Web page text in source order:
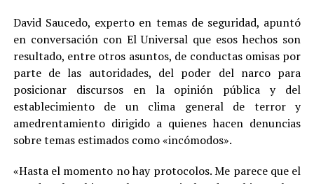
David Saucedo, experto en temas de seguridad, apuntó
en conversación con El Universal que esos hechos son
resultado, entre otros asuntos, de conductas omisas por
parte de las autoridades, del poder del narco para
posicionar discursos en la opinión pública y del
establecimiento de un clima general de terror y
amedrentamiento dirigido a quienes hacen denuncias
sobre temas estimados como «incómodos».
«Hasta el momento no hay protocolos. Me parece que el